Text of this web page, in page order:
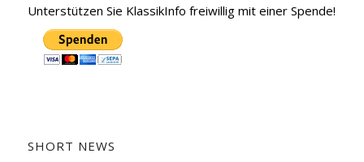
Unterstützen Sie KlassikInfo freiwillig mit einer Spende!
SHORT NEWS